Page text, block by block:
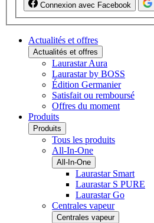
Connexion avec Facebook
Actualités et offres
Actualités et offres
Laurastar Aura
Laurastar by BOSS
Édition Germanier
Satisfait ou remboursé
Offres du moment
Produits
Produits
Tous les produits
All-In-One
All-In-One
Laurastar Smart
Laurastar S PURE
Laurastar Go
Centrales vapeur
Centrales vapeur